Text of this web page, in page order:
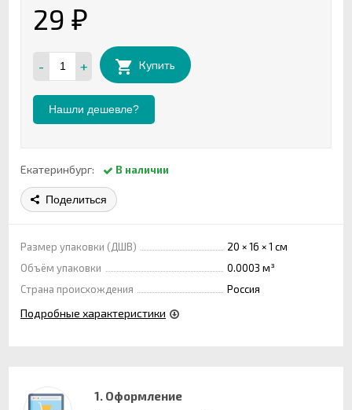
29 ₽
- + Купить
Нашли дешевле?
Екатеринбург: В наличии
Поделиться
Размер упаковки (ДШВ)
20 × 16 × 1 см
Объём упаковки
0.0003 м³
Страна происхождения
Россия
Подробные характеристики
1. Оформление